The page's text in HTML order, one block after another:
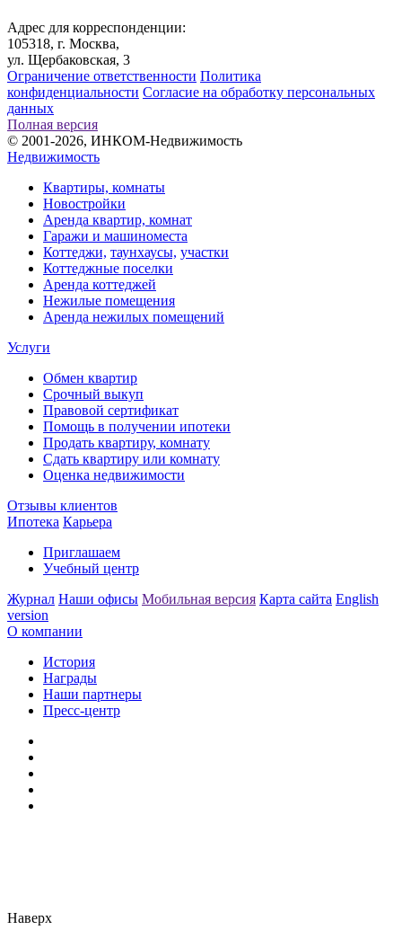
Адрес для корреспонденции:
105318, г. Москва,
ул. Щербаковская, 3
Ограничение ответственности Политика
конфиденциальности Согласие на обработку персональных
данных
Полная версия
© 2001-2026, ИНКОМ-Недвижимость
Недвижимость
Квартиры, комнаты
Новостройки
Аренда квартир, комнат
Гаражи и машиноместа
Коттеджи, таунхаусы, участки
Коттеджные поселки
Аренда коттеджей
Нежилые помещения
Аренда нежилых помещений
Услуги
Обмен квартир
Срочный выкуп
Правовой сертификат
Помощь в получении ипотеки
Продать квартиру, комнату
Сдать квартиру или комнату
Оценка недвижимости
Отзывы клиентов
Ипотека Карьера
Приглашаем
Учебный центр
Журнал Наши офисы Мобильная версия Карта сайта English
version
О компании
История
Награды
Наши партнеры
Пресс-центр
Наверх